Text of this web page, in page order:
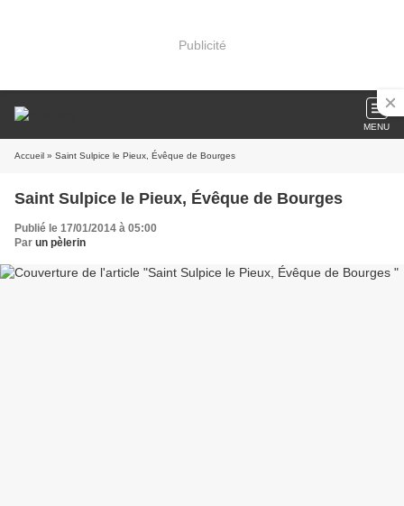
Publicité
MENU
Accueil » Saint Sulpice le Pieux, Évêque de Bourges
Saint Sulpice le Pieux, Évêque de Bourges
Publié le 17/01/2014 à 05:00
Par un pèlerin